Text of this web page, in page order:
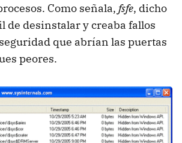
Como señala, fsfe, dicho
de desinstalar y creaba fallos
que abrían las puertas
peores.